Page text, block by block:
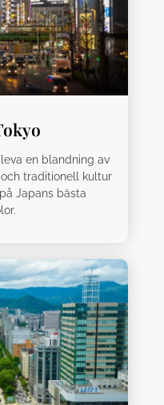
en blandning av
traditionell kultur
Japans bästa